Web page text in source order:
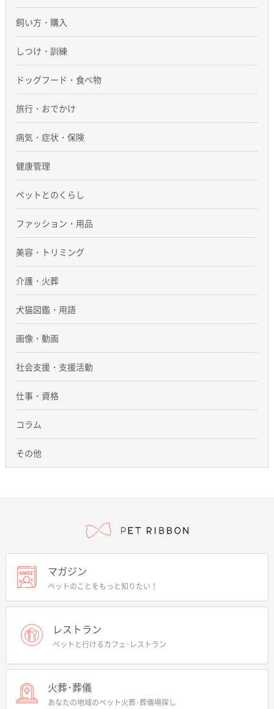
飼い方・購入
しつけ・訓練
ドッグフード・食べ物
旅行・おでかけ
病気・症状・保険
健康管理
ペットとのくらし
ファッション・用品
美容・トリミング
介護・火葬
犬猫図鑑・用語
画像・動画
社会支援・支援活動
仕事・資格
コラム
その他
マガジン
ペットのことをもっと知りたい！
レストラン
ペットと行けるカフェ･レストラン
火葬･葬儀
あなたの地域のペット火葬･葬儀場探し